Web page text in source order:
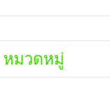
หมวดหมู่